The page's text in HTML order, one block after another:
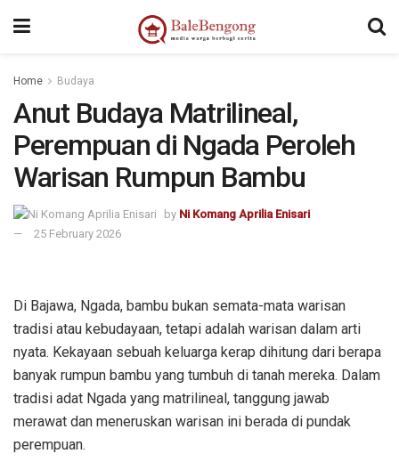
Home Budaya
Anut Budaya Matrilineal,
Perempuan di Ngada Peroleh
Warisan Rumpun Bambu
by Ni Komang Aprilia Enisari
25 February 2026
Di Bajawa, Ngada, bambu bukan semata-mata warisan
tradisi atau kebudayaan, tetapi adalah warisan dalam arti
nyata. Kekayaan sebuah keluarga kerap dihitung dari berapa
banyak rumpun bambu yang tumbuh di tanah mereka. Dalam
tradisi adat Ngada yang matrilineal, tanggung jawab
merawat dan meneruskan warisan ini berada di pundak
perempuan.